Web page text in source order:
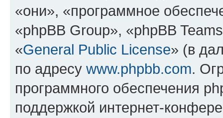
«они», «программное
«phpBB Group», «phpBB
«General Public License» (в
по адресу www.phpbb.com.
программного обеспечения
поддержкой интернет-